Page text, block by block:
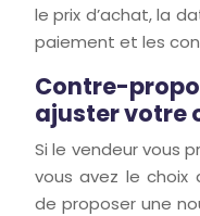
le prix d’achat, la
paiement et les
Contre-
ajuster votre
Si le vendeur vous
vous avez le choix
de proposer une